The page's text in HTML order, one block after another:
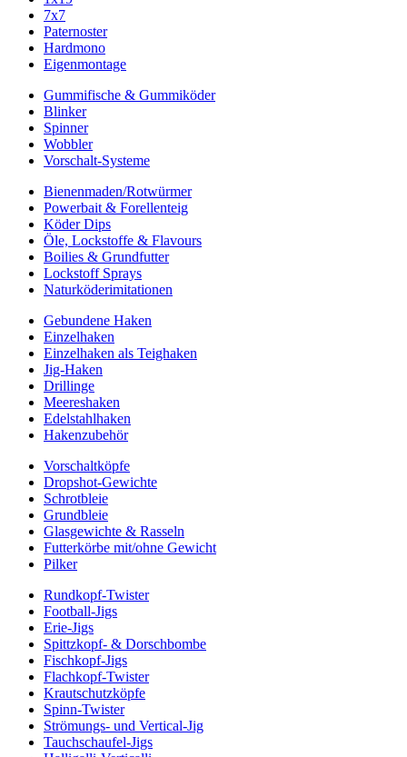
7x7
Paternoster
Hardmono
Eigenmontage
Gummifische & Gummiköder
Blinker
Spinner
Wobbler
Vorschalt-Systeme
Bienenmaden/Rotwürmer
Powerbait & Forellenteig
Köder Dips
Öle, Lockstoffe & Flavours
Boilies & Grundfutter
Lockstoff Sprays
Naturköderimitationen
Gebundene Haken
Einzelhaken
Einzelhaken als Teighaken
Jig-Haken
Drillinge
Meereshaken
Edelstahlhaken
Hakenzubehör
Vorschaltköpfe
Dropshot-Gewichte
Schrotbleie
Grundbleie
Glasgewichte & Rasseln
Futterkörbe mit/ohne Gewicht
Pilker
Rundkopf-Twister
Football-Jigs
Erie-Jigs
Spittzkopf- & Dorschbombe
Fischkopf-Jigs
Flachkopf-Twister
Krautschutzköpfe
Spinn-Twister
Strömungs- und Vertical-Jig
Tauchschaufel-Jigs